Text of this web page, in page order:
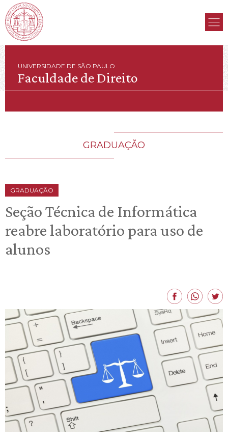
UNIVERSIDADE DE SÃO PAULO
Faculdade de Direito
GRADUAÇÃO
GRADUAÇÃO
Seção Técnica de Informática
reabre laboratório para uso de
alunos